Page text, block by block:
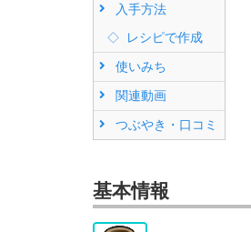
入手方法
レシピで作成
使いみち
関連動画
つぶやき・口コミ
基本情報